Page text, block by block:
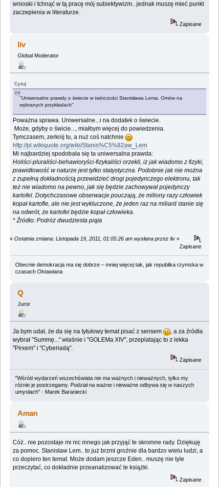
wnioski i tchnąć w tą pracę mój subiektywizm.. jednak muszę mieć punkt
zaczepienia w literaturze.
Zapisane
liv
Global Moderator
Cytuj
"Uniwersalne prawdy o świecie w twórczości Stanisława Lema. Omów na
wybranych przykładach"
Poważna sprawa. Uniwersalne...i na dodatek o świecie.
Może, gdyby o świcie..., miałbym więcej do powiedzenia.
Tymczasem, zerknij tu, a nuż coś natchnie
http://pl.wikiquote.org/wiki/Stanis%C5%82aw_Lem
Mi najbardziej spodobała się ta uniwersalna prawda:
Holiści-pluraliści-behawioryści-fizykaliści orzekli, iż jak wiadomo z fizyki,
prawidłowość w naturze jest tylko statystyczna. Podobnie jak nie można
z zupełną dokładnością przewidzieć drogi pojedynczego elektronu, tak
też nie wiadomo na pewno, jak się będzie zachowywał pojedynczy
kartofel. Dotychczasowe obserwacje pouczają, że miliony razy człowiek
kopał kartofle, ale nie jest wykluczone, że jeden raz na miliard stanie się
na odwrót, że kartofel będzie kopał człowieka.
* Źródło: Podróż dwudziesta piąta
« Ostatnia zmiana: Listopada 19, 2011, 01:05:26 am wysłana przez liv »
Zapisane
Obecnie demokracja ma się dobrze – mniej więcej tak, jak republika rzymska w
czasach Oktawiana
Q
Juror
Ja bym udał, że da się na tytułowy temat pisać z sensem
, a za źródła
wybrał "Summę..." właśnie i "GOLEMa XIV", przeplatając to z lekka
"Pirxem" i "Cyberiadą".
Zapisane
"Wśród wydarzeń wszechświata nie ma ważnych i nieważnych, tylko my
różnie je postrzegamy. Podział na ważne i nieważne odbywa się w naszych
umysłach" - Marek Baraniecki
Aman
Cóż.. nie pozostaje mi nic innego jak przyjąć te skromne rady. Dziękuję
za pomoc. Stanisław Lem.. to już brzmi groźnie dla bardzo wielu ludzi, a
co dopiero ten temat. Może dodam jeszcze Eden.. muszę nie tyle
przeczytać, co dokładnie przeanalizować te książki.
Zapisane